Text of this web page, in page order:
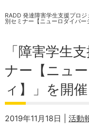
RADD 発達障害学生支援プロジ
別セミナー【ニューロダイバ
「障害学生
ナー【ニュ
ィ】」を開
2019年11月18日 | 活動